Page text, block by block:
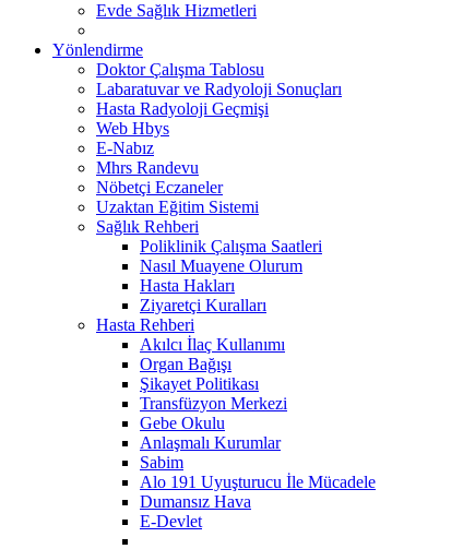
Evde Sağlık Hizmetleri
Yönlendirme
Doktor Çalışma Tablosu
Labaratuvar ve Radyoloji Sonuçları
Hasta Radyoloji Geçmişi
Web Hbys
E-Nabız
Mhrs Randevu
Nöbetçi Eczaneler
Uzaktan Eğitim Sistemi
Sağlık Rehberi
Poliklinik Çalışma Saatleri
Nasıl Muayene Olurum
Hasta Hakları
Ziyaretçi Kuralları
Hasta Rehberi
Akılcı İlaç Kullanımı
Organ Bağışı
Şikayet Politikası
Transfüzyon Merkezi
Gebe Okulu
Anlaşmalı Kurumlar
Sabim
Alo 191 Uyuşturucu İle Mücadele
Dumansız Hava
E-Devlet